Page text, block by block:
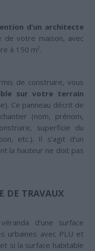
d’un architecte
de votre maison, avec
à 150 m².
de construire, vous
sur votre terrain
Ce panneau décrit de
(nom, prénom,
superficie du
etc.). Il s’agit d’un
la hauteur ne doit pas
DE TRAVAUX
d’une surface
urbaines avec PLU et
si la surface habitable